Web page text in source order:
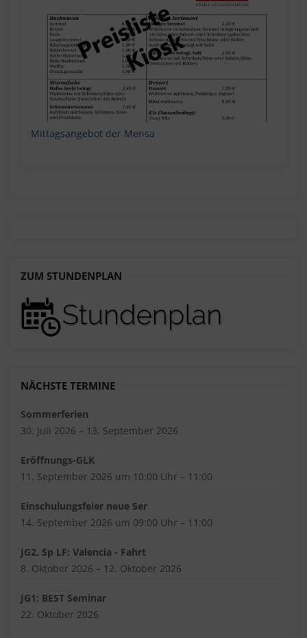
Mittagsangebot der Mensa
ZUM STUNDENPLAN
NÄCHSTE TERMINE
Sommerferien
30. Juli 2026 – 13. September 2026
Eröffnungs-GLK
11. September 2026 um 10:00 Uhr – 11:00
Einschulungsfeier neue 5er
14. September 2026 um 09:00 Uhr – 11:00
JG2, Sp LF: Valencia - Fahrt
8. Oktober 2026 – 12. Oktober 2026
JG1: BEST Seminar
22. Oktober 2026